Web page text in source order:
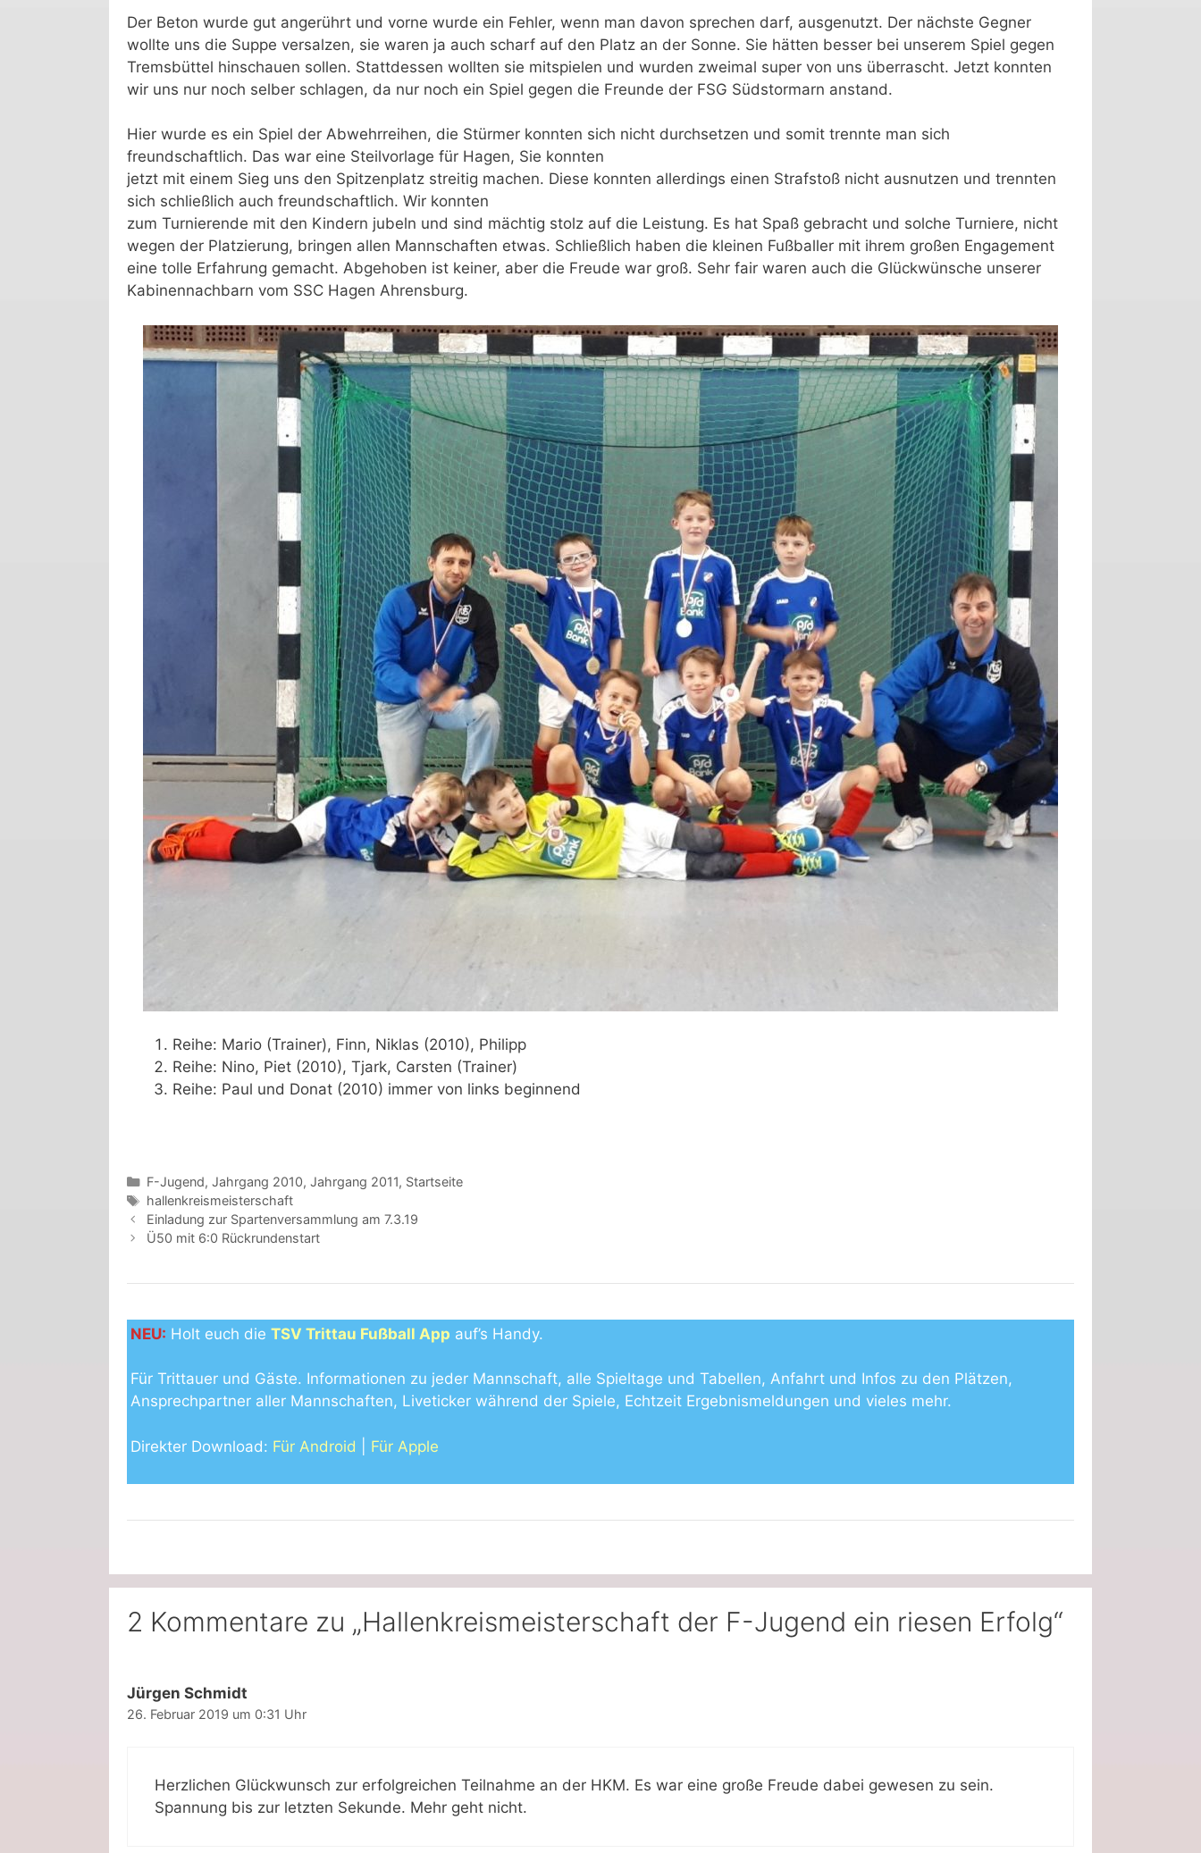
Der Beton wurde gut angerührt und vorne wurde ein Fehler, wenn man davon sprechen darf, ausgenutzt. Der nächste Gegner
wollte uns die Suppe versalzen, sie waren ja auch scharf auf den Platz an der Sonne. Sie hätten besser bei unserem Spiel gegen
Tremsbüttel hinschauen sollen. Stattdessen wollten sie mitspielen und wurden zweimal super von uns überrascht. Jetzt konnten
wir uns nur noch selber schlagen, da nur noch ein Spiel gegen die Freunde der FSG Südstormarn anstand.
Hier wurde es ein Spiel der Abwehrreihen, die Stürmer konnten sich nicht durchsetzen und somit trennte man sich
freundschaftlich. Das war eine Steilvorlage für Hagen, Sie konnten
jetzt mit einem Sieg uns den Spitzenplatz streitig machen. Diese konnten allerdings einen Strafstoß nicht ausnutzen und trennten
sich schließlich auch freundschaftlich. Wir konnten
zum Turnierende mit den Kindern jubeln und sind mächtig stolz auf die Leistung. Es hat Spaß gebracht und solche Turniere, nicht
wegen der Platzierung, bringen allen Mannschaften etwas. Schließlich haben die kleinen Fußballer mit ihrem großen Engagement
eine tolle Erfahrung gemacht. Abgehoben ist keiner, aber die Freude war groß. Sehr fair waren auch die Glückwünsche unserer
Kabinennachbarn vom SSC Hagen Ahrensburg.
Reihe: Mario (Trainer), Finn, Niklas (2010), Philipp
Reihe: Nino, Piet (2010), Tjark, Carsten (Trainer)
Reihe: Paul und Donat (2010) immer von links beginnend
Kategorien
F-Jugend, Jahrgang 2010, Jahrgang 2011, Startseite
Schlagwörter
hallenkreismeisterschaft
Einladung zur Spartenversammlung am 7.3.19
Ü50 mit 6:0 Rückrundenstart
NEU: Holt euch die TSV Trittau Fußball App auf’s Handy.
Für Trittauer und Gäste. Informationen zu jeder Mannschaft, alle Spieltage und Tabellen, Anfahrt und Infos zu den Plätzen,
Ansprechpartner aller Mannschaften, Liveticker während der Spiele, Echtzeit Ergebnismeldungen und vieles mehr.
Direkter Download: Für Android Für Apple
2 Kommentare zu „Hallenkreismeisterschaft der F-Jugend ein riesen Erfolg“
Jürgen Schmidt
26. Februar 2019 um 0:31 Uhr
Herzlichen Glückwunsch zur erfolgreichen Teilnahme an der HKM. Es war eine große Freude dabei gewesen zu sein.
Spannung bis zur letzten Sekunde. Mehr geht nicht.